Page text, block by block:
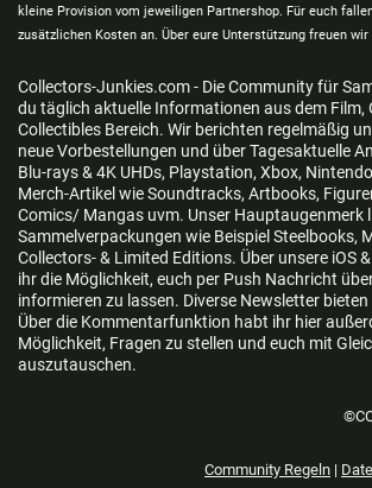
kleine Provision vom jeweiligen Partnershop. Für euch
zusätzlichen Kosten an. Über eure Unterstützung freuen wir
Collectors-Junkies.com - Die Community für
du täglich aktuelle Informationen aus dem Film,
Collectibles Bereich. Wir berichten regelmäßig
neue Vorbestellungen und über Tagesaktuelle
Blu-rays & 4K UHDs, Playstation, Xbox,
Merch-Artikel wie Soundtracks, Artbooks,
Comics/ Mangas uvm. Unser Hauptaugenmerk
Sammelverpackungen wie Beispiel Steelbooks,
Collectors- & Limited Editions. Über unsere iOS
ihr die Möglichkeit, euch per Push Nachricht
informieren zu lassen. Diverse Newsletter
Über die Kommentarfunktion habt ihr hier
Möglichkeit, Fragen zu stellen und euch mit
auszutauschen.
Community Regeln |